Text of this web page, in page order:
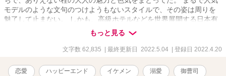
モデルのような文句のつけようもないスタイルで、その姿は周りを
魅了して止まない。 しかも、高級ホテルなどを世界展開する日本有
数の大企業「晴月グループ」の御曹司だったなんて… ウエディング
プランナーとして働く私と、一緒に仕事をしている仲間達との関
係、そして、家族の絆… 様々な人間関係の中で進んでいく新しい展
『僕達の再会は…本当の奇跡だ。里桜ちゃんとの出会いを僕は大切
もっと見る
文字数 62,835 | 最終更新日 2022.5.04 | 登録日 2022.4.20
恋愛 ハッピーエンド イケメン 溺愛 御曹司